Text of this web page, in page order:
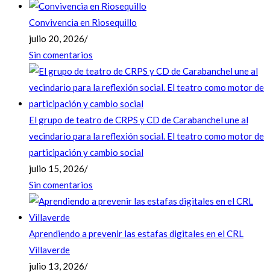
Convivencia en Riosequillo
julio 20, 2026/
Sin comentarios
El grupo de teatro de CRPS y CD de Carabanchel une al
vecindario para la reflexión social. El teatro como motor de
participación y cambio social
julio 15, 2026/
Sin comentarios
Aprendiendo a prevenir las estafas digitales en el CRL
Villaverde
julio 13, 2026/